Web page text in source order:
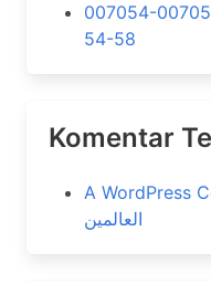
007054-
54-58
Komentar
A WordPress
العالمين